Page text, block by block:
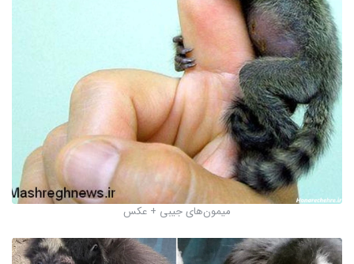
میمون‌های جیبی + عکس